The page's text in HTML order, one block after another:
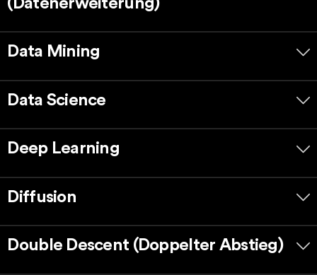
Data Mining
Data Science
Deep Learning
Diffusion
Double Descent (Doppelter Abstieg)